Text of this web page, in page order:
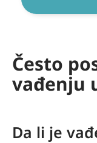
Često
vađenju
Da li je